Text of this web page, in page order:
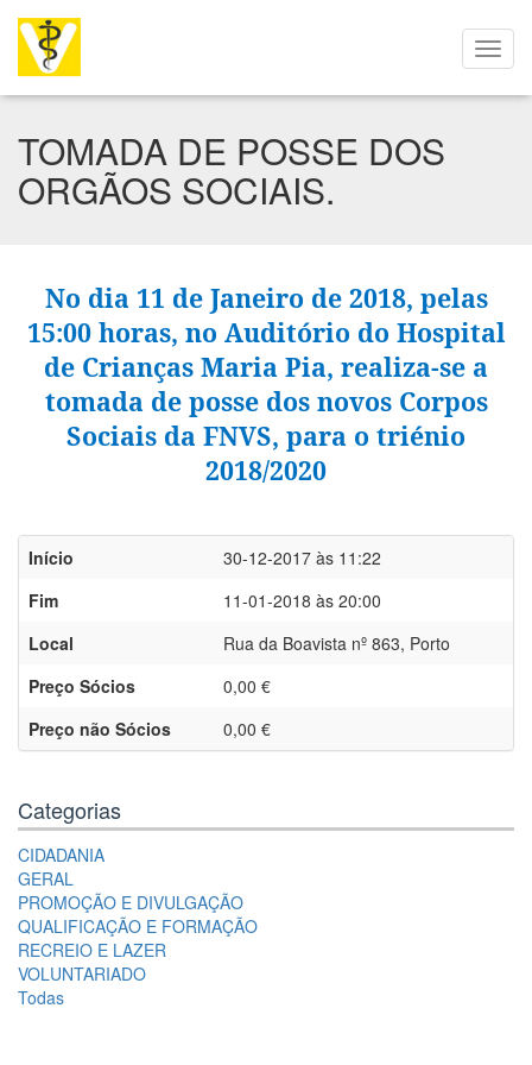
TOMADA DE POSSE DOS
ORGÃOS SOCIAIS.
No dia 11 de Janeiro de 2018, pelas
15:00 horas, no Auditório do Hospital
de Crianças Maria Pia, realiza-se a
tomada de posse dos novos Corpos
Sociais da FNVS, para o triénio
2018/2020
Início
30-12-2017 às 11:22
Fim
11-01-2018 às 20:00
Local
Rua da Boavista nº 863, Porto
Preço Sócios
0,00 €
Preço não Sócios
0,00 €
Categorias
CIDADANIA
GERAL
PROMOÇÃO E DIVULGAÇÃO
QUALIFICAÇÃO E FORMAÇÃO
RECREIO E LAZER
VOLUNTARIADO
Todas